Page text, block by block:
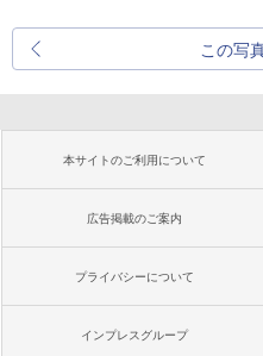
この写
本サイトのご利用について
広告掲載のご案内
プライバシーについて
インプレスグループ